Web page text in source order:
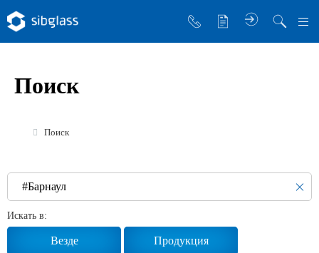
Управляющая компания
Инженер Стеклов
История компании
Политика в области качества
Поиск
Поиск
Искать в:
Везде Продукция